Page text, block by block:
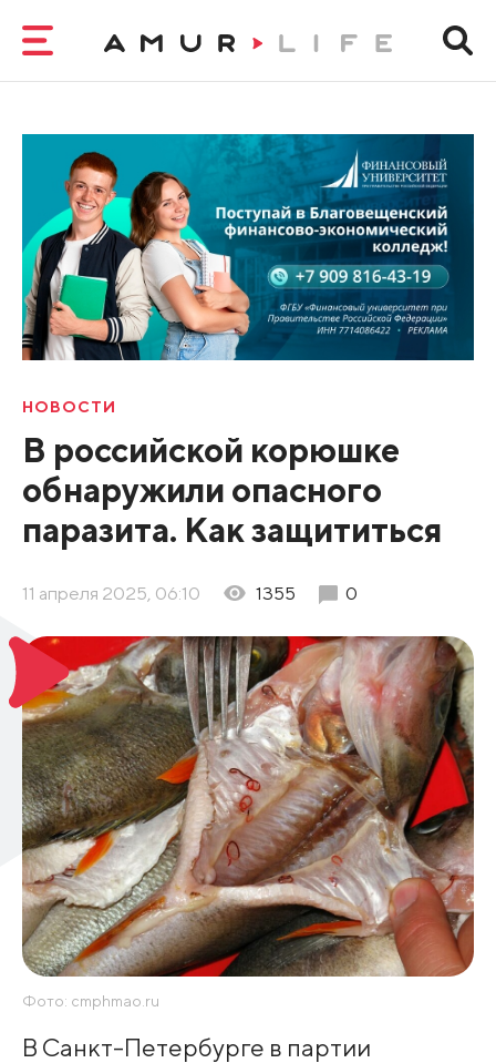
НОВОСТИ
В российской корюшке
обнаружили опасного
паразита. Как защититься
11 апреля 2025, 06:10 1355 0
Фото: cmphmao.ru
В Санкт-Петербурге в партии